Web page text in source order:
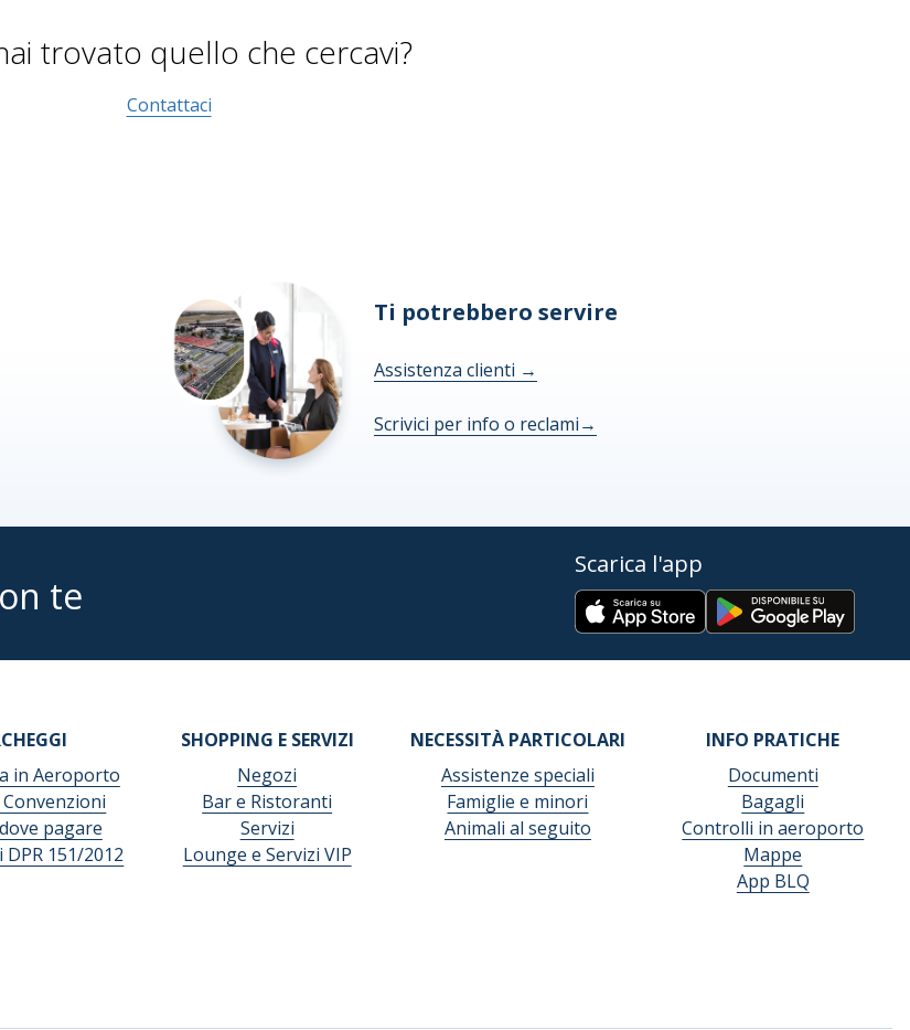
trovato quello che cercavi?
Contattaci
Ti potrebbero servire
Assistenza clienti →
Scrivici per info o reclami→
te
Scarica l'app
in Aeroporto
pagare
151/2012
SHOPPING E SERVIZI
Negozi
Bar e Ristoranti
Servizi
Lounge e Servizi VIP
NECESSITÀ PARTICOLARI
Assistenze speciali
Famiglie e minori
Animali al seguito
INFO PRATICHE
Documenti
Bagagli
Controlli in aeroporto
Mappe
App BLQ